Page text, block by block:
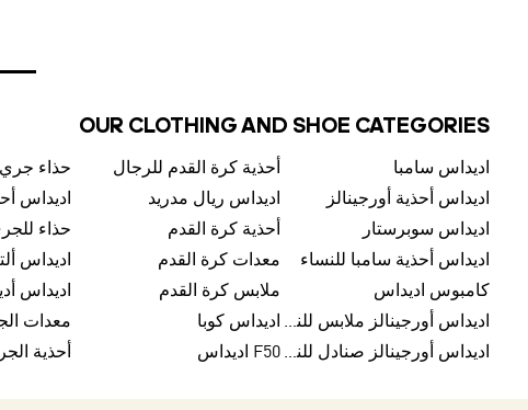
OUR CLOTHING AND SHOE CATEGORIES
اديداس سامبا أحذية كرة القدم للرجال حذاء
اديداس أحذية أورجينالز
اديداس ريال مدريد
اديداس سوبرستار
أحذية كرة القدم حذاء
اديداس أحذية سامبا للنساء
معدات كرة القدم اديداس
كامبوس اديداس
ملابس كرة القدم
اديداس أورجينالز ملابس للنساء اديداس كوبا معدات
اديداس أورجينالز صنادل للنساء F50 اديداس